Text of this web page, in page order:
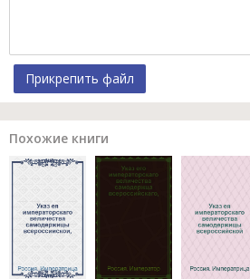
Прикрепить файл
Похожие книги